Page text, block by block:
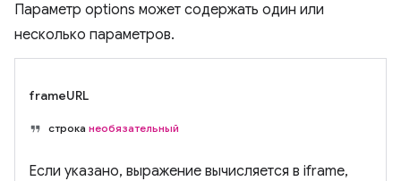
Параметр options может содержать один или
несколько параметров.
frameURL
строка необязательный
Если указано, выражение вычисляется в iframe,